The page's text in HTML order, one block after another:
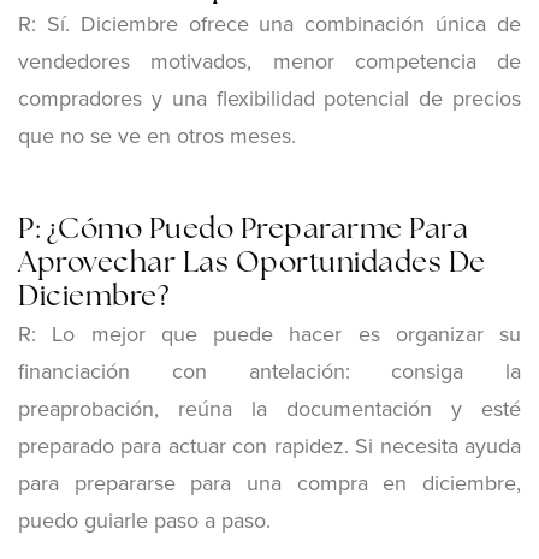
R: Sí. Diciembre ofrece una combinación única de
vendedores motivados, menor competencia de
compradores y una flexibilidad potencial de precios
que no se ve en otros meses.
P: ¿Cómo Puedo Prepararme Para
Aprovechar Las Oportunidades De
Diciembre?
R: Lo mejor que puede hacer es organizar su
financiación con antelación: consiga la
preaprobación, reúna la documentación y esté
preparado para actuar con rapidez. Si necesita ayuda
para prepararse para una compra en diciembre,
puedo guiarle paso a paso.